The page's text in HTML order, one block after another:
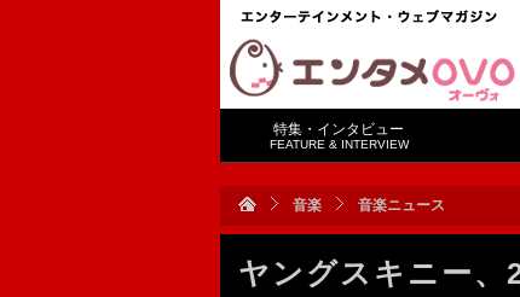
特集・インタビュー
FEATURE & INTERVIEW
音楽 音楽ニュース
ヤングスキニー、